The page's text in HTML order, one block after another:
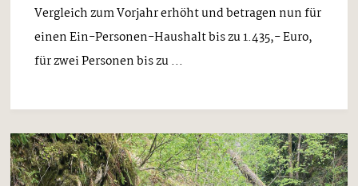
Vergleich zum Vorjahr erhöht und betragen nun für
einen Ein-Personen-Haushalt bis zu 1.435,- Euro,
für zwei Personen bis zu ...